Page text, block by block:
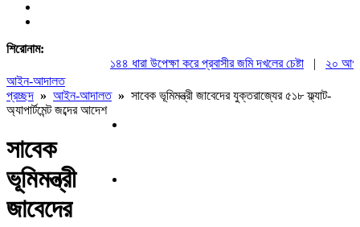
শিরোনাম:
১৪৪ ধারা উপেক্ষা করে প্রবাসীর জমি দখলের চেষ্টা|
২০ আগস্ট
আইন-আদালত
প্রচ্ছদ » আইন-আদালত» সাবেক ভূমিমন্ত্রী জাবেদের যুক্তরাজ্যের ‎৫১৮ ফ্ল্যাট-
অ্যাপার্টমেন্ট জব্দের আদেশ
সাবেক
ভূমিমন্ত্রী
জাবেদের